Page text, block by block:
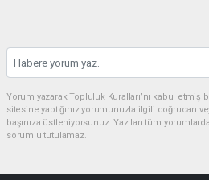
Yorum yazarak Topluluk Kuralları’nı kabul
sitesine yaptığınız yorumunuzla ilgili doğrudan
başınıza üstleniyorsunuz. Yazılan tüm
sorumlu tutulamaz.